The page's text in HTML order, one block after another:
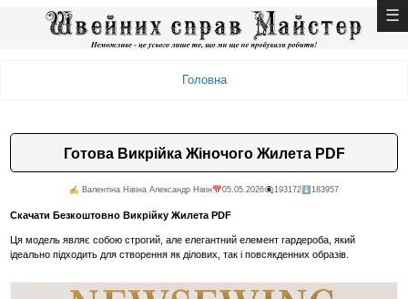
Головна
Готова Викрійка Жіночого Жилета PDF
✍️ Валентiна Нiвiна Александр Нiвiн📅05.05.2026👁️‍🗨️193172 ⬇️183957
Скачати Безкоштовно Викрійку Жилета PDF
Ця модель являє собою строгий, але елегантний елемент гардероба, який
ідеально підходить для створення як ділових, так і повсякденних образів.